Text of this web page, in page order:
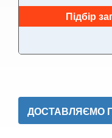
7 Series E65/E66/
8 Series G14/
i8 l12/l15
Підбір
ДОСТАВЛЯЄМО